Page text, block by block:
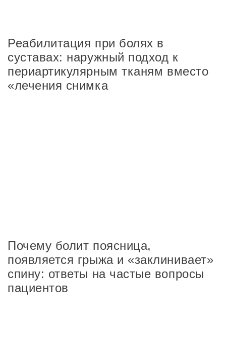
Реабилитация при болях в
суставах: наружный подход к
периартикулярным тканям вместо
«лечения снимка
Почему болит поясница,
появляется грыжа и «заклинивает»
спину: ответы на частые вопросы
пациентов